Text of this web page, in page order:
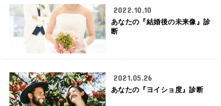
2022.10.10
あなたの『結婚後の未来像』診
断
2021.05.26
あなたの『ヨイショ度』診断